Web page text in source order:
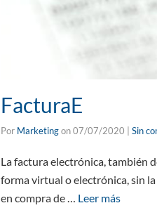
FacturaE
Por Marketingon07/07/2020 Sin
La factura electrónica, también
forma virtual o electrónica, sin
en compra de … Leer más